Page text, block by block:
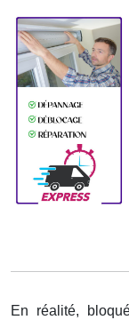
En réalité,